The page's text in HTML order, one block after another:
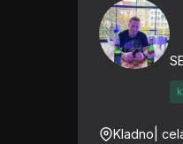
Kladno |